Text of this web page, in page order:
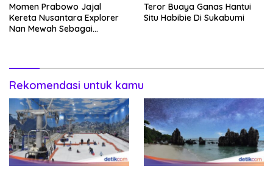
Momen Prabowo Jajal
Kereta Nusantara Explorer
Nan Mewah Sebagai
Teror Buaya Ganas Hantui
Situ Habibie Di Sukabumi
Rekomendasi untuk kamu